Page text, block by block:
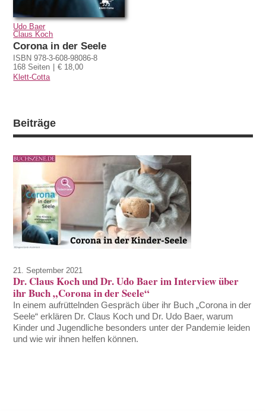
Udo Baer
Claus Koch
Corona in der Seele
ISBN 978-3-608-98086-8
168 Seiten
€ 18,00
Klett-Cotta
Beiträge
21. September 2021
Dr. Claus Koch und Dr. Udo Baer im Interview über
ihr Buch „Corona in der Seele“
In einem aufrüttelnden Gespräch über ihr Buch „Corona in der
Seele“ erklären Dr. Claus Koch und Dr. Udo Baer, warum
Kinder und Jugendliche besonders unter der Pandemie leiden
und wie wir ihnen helfen können.